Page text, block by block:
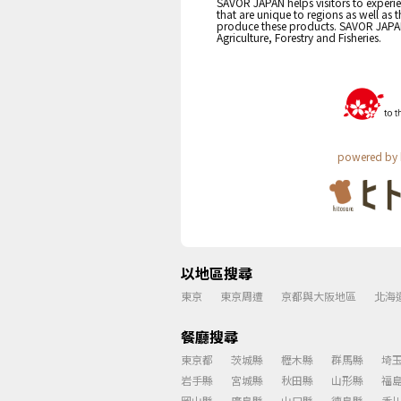
that are unique to regions as well as
produce these products. SAVOR
Agriculture, Forestry and Fisheries.
powered by
以地區搜尋
東京 東京周遭 京都與大阪地區 北海
餐廳搜尋
東京都 茨城縣 櫪木縣 群馬縣
埼
岩手縣
宮城縣 秋田縣 山形縣
福